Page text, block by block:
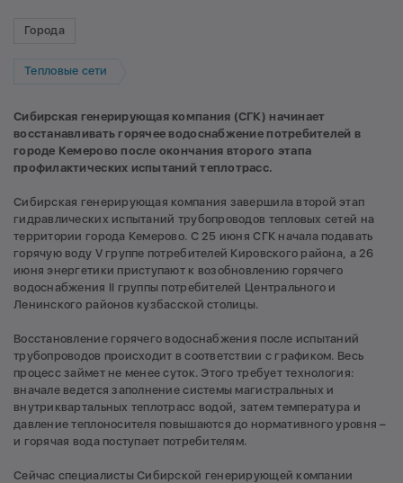
Города
Тепловые сети
Сибирская генерирующая компания (СГК) начинает
восстанавливать горячее водоснабжение потребителей в
городе Кемерово после окончания второго этапа
профилактических испытаний теплотрасс.
Сибирская генерирующая компания завершила второй этап
гидравлических испытаний трубопроводов тепловых сетей на
территории города Кемерово. С 25 июня СГК начала подавать
горячую воду V группе потребителей Кировского района, а 26
июня энергетики приступают к возобновлению горячего
водоснабжения II группы потребителей Центрального и
Ленинского районов кузбасской столицы.
Восстановление горячего водоснабжения после испытаний
трубопроводов происходит в соответствии с графиком. Весь
процесс займет не менее суток. Этого требует технология:
вначале ведется заполнение системы магистральных и
внутриквартальных теплотрасс водой, затем температура и
давление теплоносителя повышаются до нормативного уровня –
и горячая вода поступает потребителям.
Сейчас специалисты Сибирской генерирующей компании